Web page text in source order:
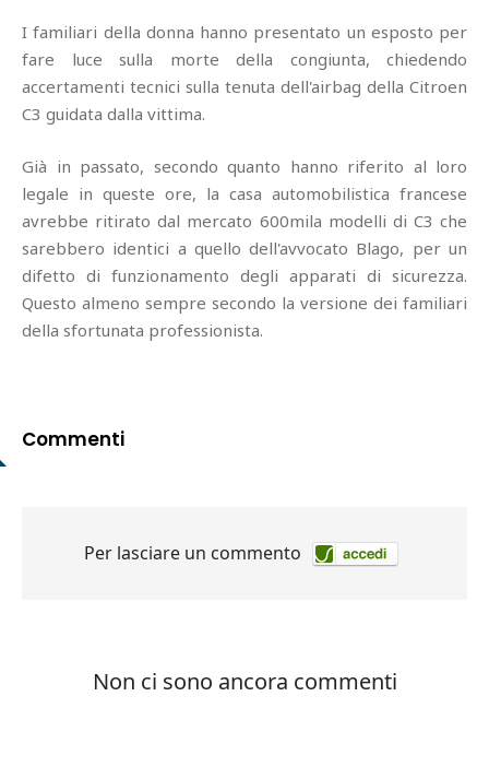
I familiari della donna hanno presentato un esposto per
fare luce sulla morte della congiunta, chiedendo
accertamenti tecnici sulla tenuta dell'airbag della Citroen
C3 guidata dalla vittima.
Già in passato, secondo quanto hanno riferito al loro
legale in queste ore, la casa automobilistica francese
avrebbe ritirato dal mercato 600mila modelli di C3 che
sarebbero identici a quello dell'avvocato Blago, per un
difetto di funzionamento degli apparati di sicurezza.
Questo almeno sempre secondo la versione dei familiari
della sfortunata professionista.
Commenti